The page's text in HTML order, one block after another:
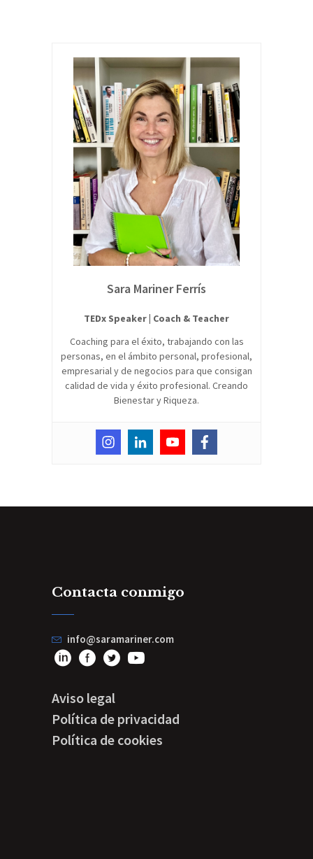
Sara Mariner Ferrís
TEDx Speaker | Coach & Teacher
Coaching para el éxito, trabajando con las
personas, en el ámbito personal, profesional,
empresarial y de negocios para que consigan
calidad de vida y éxito profesional. Creando
Bienestar y Riqueza.
Contacta conmigo
info@saramariner.com
Aviso legal
Política de privacidad
Política de cookies